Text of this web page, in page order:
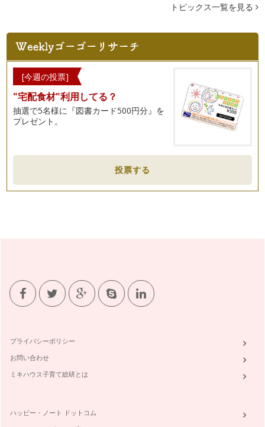
簡単！かわいい！ポーセラーツのドアプレート
い門出の時。子どもたちの入園や入学…
ポーセラーツで彩るひなまつり
少しずつ春の訪れを感じる頃となりました。 3月3日はひなま
つりです。 「ひ…
今、海外女子に人気！ポーセラーツでメモリージャーを作ろ
う！
今、海外の女性の間で人気のメモリージャー。 ジャーとは英
冬休みの間、家族がお休みだったりと生活が変化していたた
め、決められた時間の歯みがきなどいや…
とうとう12月に入りました。師走です。 肌寒い日が増えてき
ましたね。この季節はクリ…
作るものです。 しかしそん…
ポーセラーツでつくるコットンパールのネックレス
すっかり秋めいて涼しくなってきました。寒い冬まであともう
初心者でも簡単！～この秋、ポーセラーツで過ごす楽しい親子
トピックス一覧を見る
[今週の投票]
"宅配食材"利用してる？
抽選で5名様に『図書カード500円分』を
プレゼント。
投票する
プライバシーポリシー
お問い合わせ
ミキハウス子育て総研とは
ハッピー・ノート ドットコム